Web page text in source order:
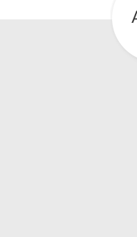
‘さんルーム’
遠方にお住まいで